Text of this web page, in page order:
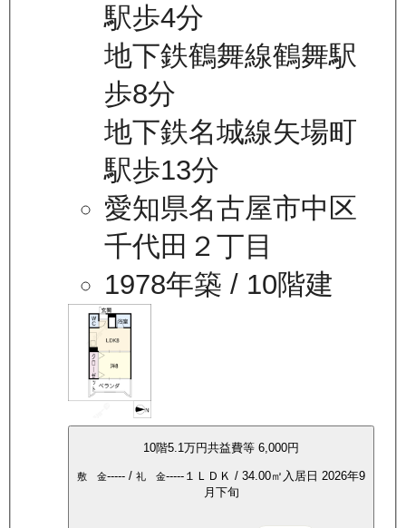
駅歩4分
地下鉄鶴舞線鶴舞駅
歩8分
地下鉄名城線矢場町
駅歩13分
愛知県名古屋市中区
千代田２丁目
1978年築 / 10階建
10階5.1万円共益費等 6,000円
敷 金----- / 礼 金----- １ＬＤＫ / 34.00㎡ 入居日 2026年9
月下旬